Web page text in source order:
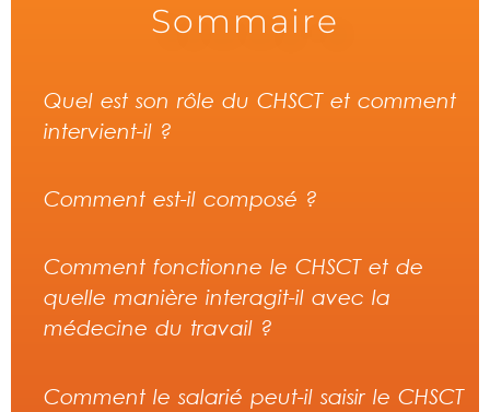
Sommaire
Quel est son rôle du CHSCT et comment
intervient-il ?
Comment est-il composé ?
Comment fonctionne le CHSCT et de
quelle manière interagit-il avec la
médecine du travail ?
Comment le salarié peut-il saisir le CHSCT